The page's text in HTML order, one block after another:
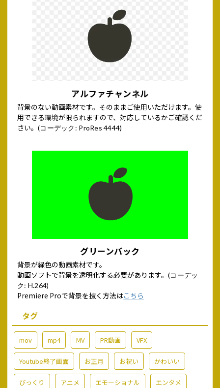
アルファチャンネル
背景のない動画素材です。そのままご使用いただけます。使
用できる環境が限られますので、対応しているかご確認くだ
さい。 (コーデック: ProRes 4444)
グリーンバック
背景が緑色の動画素材です。
動画ソフトで背景を透明化する必要があります。 (コーデッ
ク: H.264)
Premiere Proで背景を抜く方法はこちら
タグ
mov mp4 MV PR動画 VFX
Youtube終了画面 お正月 お祝い かわいい
びっくり アニメ エモーショナル エンタメ